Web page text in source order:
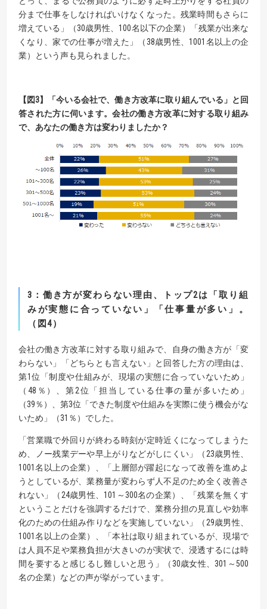
分まで仕事をしなければいけなくなった。残業時間もさらに
増えている」（30歳男性、100名以下の企業）「残業が出来な
くなり、家での仕事が増えた」（38歳男性、1001名以上の企
業）という声も見られました。
【 図3】
「今いる会社で、働き方改革に取り組んでいる」と回
答された方に伺います。会社の働き方改革に対する取り組み
で、あなたの働き方は変わりましたか？
3 ：働き方が変わらない理由、トップ2は「取り組
みが実態に合っていない」「仕事量が多い」。
（ 図4）
会社の働き方改革に対する取り組みで、自身の働き方が「変
わらない」「どちらとも言えない」と回答した方の理由は、
第1位「制度や仕組みが、現場の実態に合っていないため」
（48％）、第2位「担当している仕事の量が多いため」
（39％）、第3位「できた制度や仕組みを実際に使う機会がな
いため」（31％）でした。
「営業職で外回りが終わる時刻が定時近くになってしまうた
め、ノー残業デーや早上がりなどがしにくい」（23歳男性、
1001名以上の企業）、「上層部が躍起になって改善を進めよ
うとしているが、業務量が変わらず人不足のため全く改善さ
れない」（24歳男性、101～300名の企業）、「残業を無くす
ということだけを強調するだけで、業務分担の見直しや効率
化のための仕組み作りなどを実施していない」（29歳男性、
1001名以上の企業）、「本社は取り組まれているが、現場で
は人員不足や業務負担が大きいのが実状で、浸透するには時
間を要すると感じるし難しいと思う」（30歳女性、301～500
名の企業）などの声が挙がっています。